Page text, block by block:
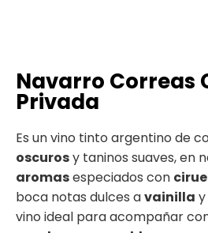
Navarro Correas
Privada
Es un vino tinto argentino de
oscurosy taninos suaves, en
aromasespeciados con
boca notas dulces avainilla y
vino ideal para acompañar